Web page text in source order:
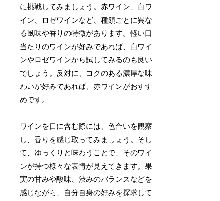
に挑戦してみましょう。赤ワイン、白ワ
イン、ロゼワインなど、種類ごとに異な
る風味や香りの特徴があります。軽い口
当たりのワインが好みであれば、白ワイ
ンやロゼワインから試してみるのも良い
でしょう。反対に、コクのある濃厚な味
わいが好みであれば、赤ワインがおすす
めです。
ワインを口に含む際には、色合いを観察
し、香りを感じ取ってみましょう。そし
て、ゆっくりと味わうことで、そのワイ
ンが持つ様々な表情が見えてきます。果
実の甘みや酸味、渋みのバランスなどを
感じながら、自分自身の好みを探求して